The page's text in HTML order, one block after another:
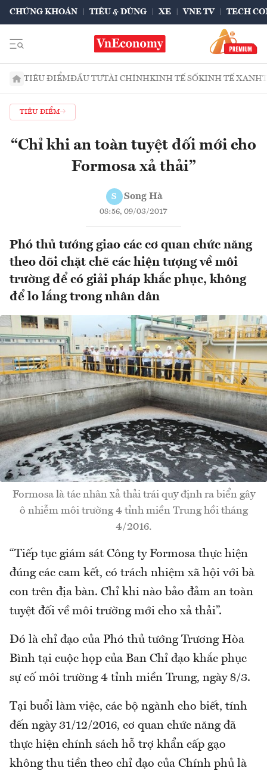
CHỨNG KHOÁN TIÊU & DÙNG XE VNE TV TECH
TIÊU ĐIỂMĐẦU TƯTÀI CHÍNHKINH TẾ SỐKINH TẾ XANH
TIÊU ĐIỂM
“Chỉ khi an toàn tuyệt đối mới cho
Formosa xả thải”
S Song Hà
08:56, 09/03/2017
Phó thủ tướng giao các cơ quan chức năng
theo dõi chặt chẽ các hiện tượng về môi
trường để có giải pháp khắc phục, không
để lo lắng trong nhân dân
Formosa là tác nhân xả thải trái quy định ra biển gây
ô nhiễm môi trường 4 tỉnh miền Trung hồi tháng
4/2016.
“Tiếp tục giám sát Công ty Formosa thực hiện
đúng các cam kết, có trách nhiệm xã hội với bà
con trên địa bàn. Chỉ khi nào bảo đảm an toàn
tuyệt đối về môi trường mới cho xả thải”.
Đó là chỉ đạo của Phó thủ tướng Trương Hòa
Bình tại cuộc họp của Ban Chỉ đạo khắc phục
sự cố môi trường 4 tỉnh miền Trung, ngày 8/3.
Tại buổi làm việc, các bộ ngành cho biết, tính
đến ngày 31/12/2016, cơ quan chức năng đã
thực hiện chính sách hỗ trợ khẩn cấp gạo
không thu tiền theo chỉ đạo của Chính phủ là